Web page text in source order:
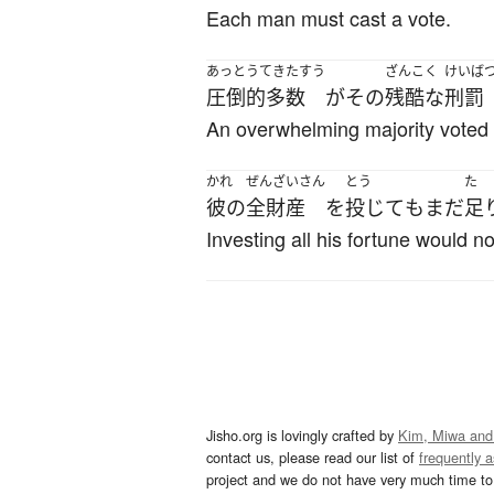
Each man must cast a vote.
あっとうてきたすう
圧倒的多数 がその
ざんこく
残酷な
けいば
刑罰
An overwhelming majority
かれ
彼の
ぜんざいさん
全財産 を
とう
投じても まだ
た
足
Investing all his fortune would
Jisho.org is lovingly crafted by Kim, Miwa
contact us, please read our list of frequently
project and we do not have very much time